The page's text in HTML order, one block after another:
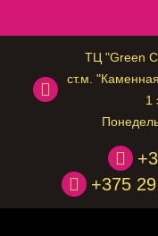
ТЦ "Green
ст.м.
1
+375